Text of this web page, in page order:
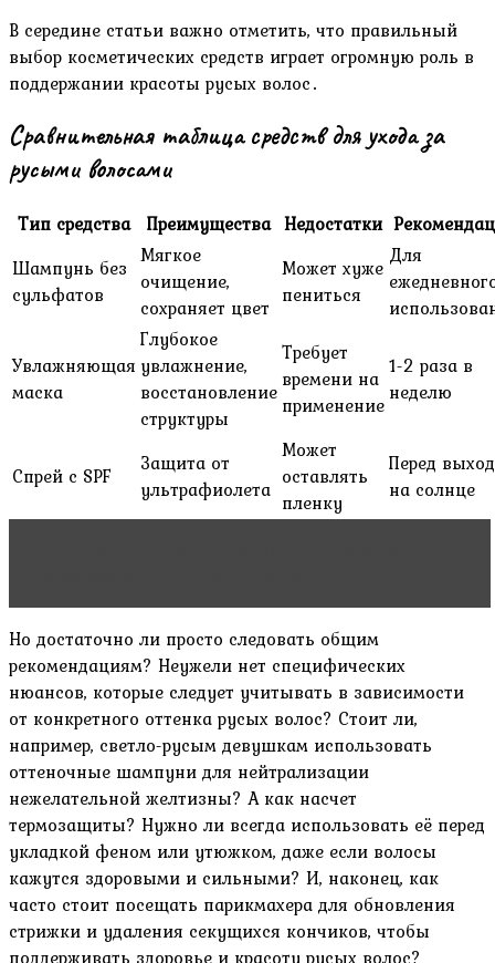
В середине статьи важно отметить‚ что правильный
выбор косметических средств играет огромную роль в
поддержании красоты русых волос․
Сравнительная таблица средств для ухода за
русыми волосами
Тип средства Преимущества Недостатки
Шампунь без
сульфатов
Мягкое
очищение‚
сохраняет цвет
Может хуже
пениться
Для
Увлажняющая
маска
Глубокое
увлажнение‚
восстановление
структуры
Требует
времени на
применение
1-2 раза в
неделю
Спрей с SPF
Защита от
ультрафиолета
Может
оставлять
пленку
Перед
на солнце
Но достаточно ли просто следовать общим
рекомендациям? Неужели нет специфических
нюансов‚ которые следует учитывать в зависимости
от конкретного оттенка русых волос? Стоит ли‚
например‚ светло-русым девушкам использовать
оттеночные шампуни для нейтрализации
нежелательной желтизны? А как насчет
термозащиты? Нужно ли всегда использовать её перед
укладкой феном или утюжком‚ даже если волосы
кажутся здоровыми и сильными? И‚ наконец‚ как
часто стоит посещать парикмахера для обновления
стрижки и удаления секущихся кончиков‚ чтобы
поддерживать здоровье и красоту русых волос?